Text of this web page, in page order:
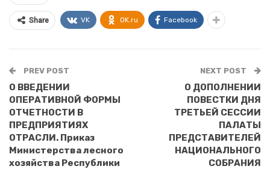
Share VK OK.ru Facebook
PREV POST
О ВВЕДЕНИИ
ОПЕРАТИВНОЙ ФОРМЫ
ОТЧЕТНОСТИ В
ПРЕДПРИЯТИЯХ
ОТРАСЛИ. Приказ
Министерства лесного
хозяйства Республики
NEXT POST
О ДОПОЛНЕНИИ
ПОВЕСТКИ ДНЯ
ТРЕТЬЕЙ СЕССИИ
ПАЛАТЫ
ПРЕДСТАВИТЕЛЕЙ
НАЦИОНАЛЬНОГО
СОБРАНИЯ